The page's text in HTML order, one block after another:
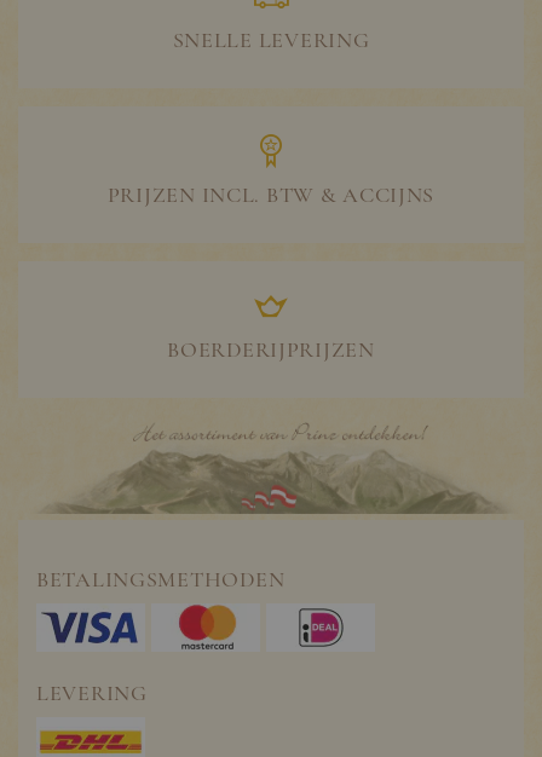
SNELLE LEVERING
PRIJZEN INCL. BTW & ACCIJNS
BOERDERIJPRIJZEN
BETALINGSMETHODEN
LEVERING